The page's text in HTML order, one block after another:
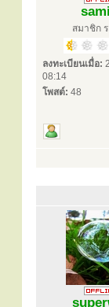
สมาชิก
ลงทะเบียนเมื่อ:
08:14
โพสต์: 48